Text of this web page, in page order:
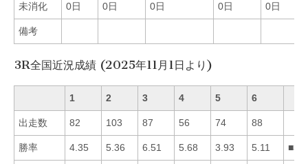
未消化 0日 0日 0日 0日 0日
備考
3R全国近況成績 (2025年11月1日より)
1 2 3 4 5 6
出走数 82 103 87 56 74 88
勝率 4.35 5.36 6.51 5.68 3.93 5.11